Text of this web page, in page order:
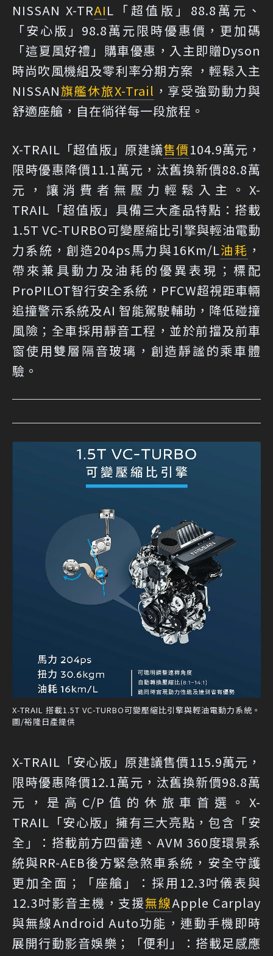
NISSAN X-TRAIL「超值版」88.8萬元、
「安心版」98.8萬元限時優惠價，更加碼
「這夏風好禮」購車優惠，入主即贈Dyson
時尚吹風機組及零利率分期方案 ，輕鬆入主
NISSAN旗艦休旅X-Trail ，享受強勁動力與
舒適座艙，自在徜徉每一段旅程。
X-TRAIL「超值版」原建議售價104.9萬元，
限時優惠降價11.1萬元，汰舊換新價88.8萬
元，讓消費者無壓力輕鬆入主。X-
TRAIL「超值版」具備三大產品特點：搭載
1.5T VC-TURBO可變壓縮比引擎與輕油電動
力系統，創造204ps馬力與16Km/L油耗 ，
帶來兼具動力及油耗的優異表現；標配
ProPILOT智行安全系統，PFCW超視距車輛
追撞警示系統及AI 智能駕駛輔助，降低碰撞
風險；全車採用靜音工程，並於前擋及前車
窗使用雙層隔音玻璃，創造靜謐的乘車體
驗。
X-TRAIL 搭載1.5T VC-TURBO可變壓縮比引擎與輕油電動力系統。
圖/裕隆日產提供
X-TRAIL「安心版」原建議售價115.9萬元，
限時優惠降價12.1萬元，汰舊換新價98.8萬
元，是高C/P值的休旅車首選。X-
TRAIL「安心版」擁有三大亮點，包含「安
全」：搭載前方四雷達、AVM 360度環景系
統與RR-AEB後方緊急煞車系統，安全守護
更加全面；「座艙」：採用12.3吋儀表與
12.3吋影音主機，支援無線Apple Carplay
與無線Android Auto功能，連動手機即時
展開行動影音娛樂；「便利」：搭載足感應